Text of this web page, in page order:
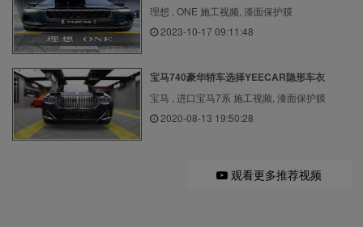
理想 , ONE 施工视频, 漆面保护膜
2023-10-17 09:11:48
宝马740豪华轿车选择YEECAR隐形车衣
宝马 , 进口宝马7系 施工视频, 漆面保护膜
2020-08-13 19:50:28
观看更多推荐视频